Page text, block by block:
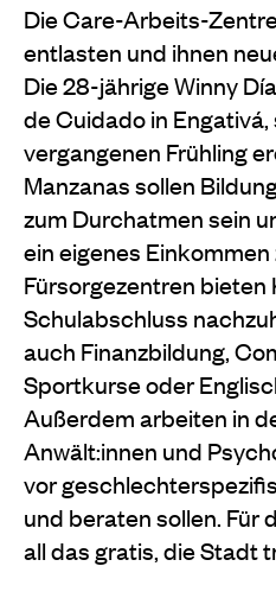
Die Care-Arbeits-
entlasten und ihnen
Die 28-jährige Winny
de Cuidado in Engativá,
vergangenen Frühling
Manzanas sollen
zum Durchatmen sein
ein eigenes
Fürsorgezentren bieten
Schulabschluss
auch Finanzbildung,
Sportkurse oder
Außerdem arbeiten in
Anwält:innen und
vor
und beraten sollen. Für
all das gratis, die Stadt